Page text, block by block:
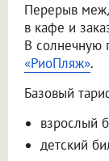
Перерыв
в кафе и
В солнечную
«РиоПляж».
Базовый
взрослый
детский